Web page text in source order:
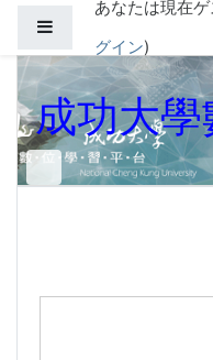
メインコンテンツへスキッ
あなたは現在
グイン)
成功大